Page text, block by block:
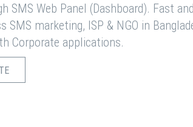
SMS Web Panel (Dashboard). Fast
SMS marketing, ISP & NGO in
Corporate applications.